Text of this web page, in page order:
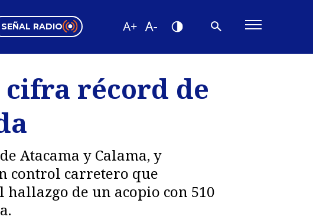
SEÑAL RADIO
Tendencias
cifra récord de
Atacama y Calama, y
control carretero que
de un acopio con 510